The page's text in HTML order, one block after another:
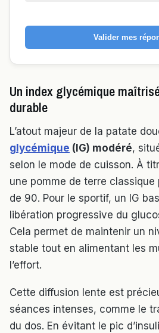
Valider mes
Un index glycémique
durable
L’atout majeur de la patate
glycémique (IG) modéré,
selon le mode de cuisson. À
une pomme de terre classique
de 90. Pour le sportif, un IG
libération progressive du
Cela permet de maintenir un
stable tout en alimentant les
l’effort.
Cette diffusion lente est
séances intenses, comme le
du dos. En évitant le pic